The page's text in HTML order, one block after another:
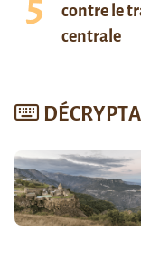
contre le
centrale